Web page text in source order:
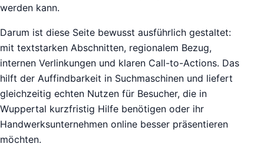
werden kann.
Darum ist diese Seite bewusst ausführlich gestaltet:
mit textstarken Abschnitten, regionalem Bezug,
internen Verlinkungen und klaren Call-to-Actions. Das
hilft der Auffindbarkeit in Suchmaschinen und liefert
gleichzeitig echten Nutzen für Besucher, die in
Wuppertal kurzfristig Hilfe benötigen oder ihr
Handwerksunternehmen online besser präsentieren
möchten.